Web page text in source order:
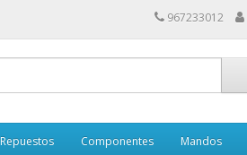
967233012
Repuestos Componentes Mandos